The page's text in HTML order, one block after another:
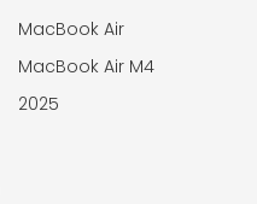
MacBook Air
MacBook Air M4
2025